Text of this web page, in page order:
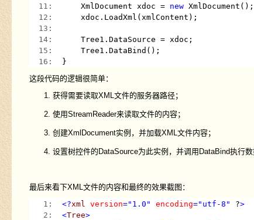
  11:
    XmlDocument xdoc =
new XmlDocument();
  12:
    xdoc.LoadXml(xmlContent);
  13:
  14:
    Tree1.DataSource = xdoc;
  15:
    Tree1.DataBind();
  16:
}
这段代码的逻辑很简单：
获得需要读取XML文件的服务器路径；
使用StreamReader来读取文件的内容；
创建XmlDocument实例，并加载XML文件内容；
设置树控件的DataSource为此实例，并调用DataBind执行数
最后来看下XML文件的内容和最终的效果截图：
   1:
<?xml version="1.0" encoding="utf-8" ?>
   2:
<Tree>